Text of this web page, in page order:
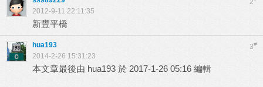
2
2012-9-11 22:11:35
新豐平橋
3#
hua193
2014-2-26 15:31:23
本文章最後由 hua193 於 2017-1-26 05:16 編輯